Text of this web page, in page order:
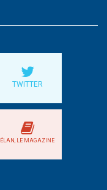
TWITTER
ÉLAN, LE MAGAZINE